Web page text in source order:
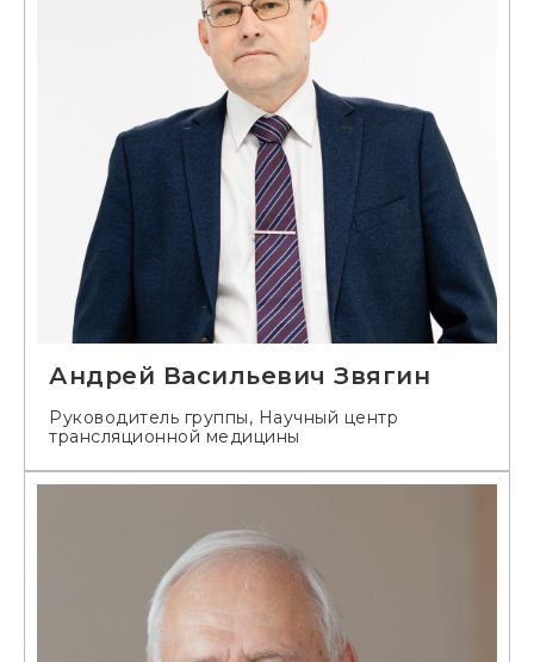
Андрей Васильевич Звягин
Руководитель группы, Научный центр
трансляционной медицины